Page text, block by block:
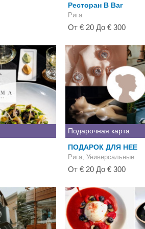
Ресторан B Bar
Рига
От € 20 До € 300
Подарочная карта
ПОДАРОК ДЛЯ НЕЕ
Рига, Универсальные
От € 20 До € 300